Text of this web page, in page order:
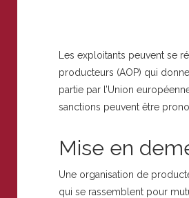
Les exploitants peuvent se
producteurs (AOP) qui
partie par l’Union
sanctions peuvent être
Mise en
Une organisation de
qui se rassemblent pour